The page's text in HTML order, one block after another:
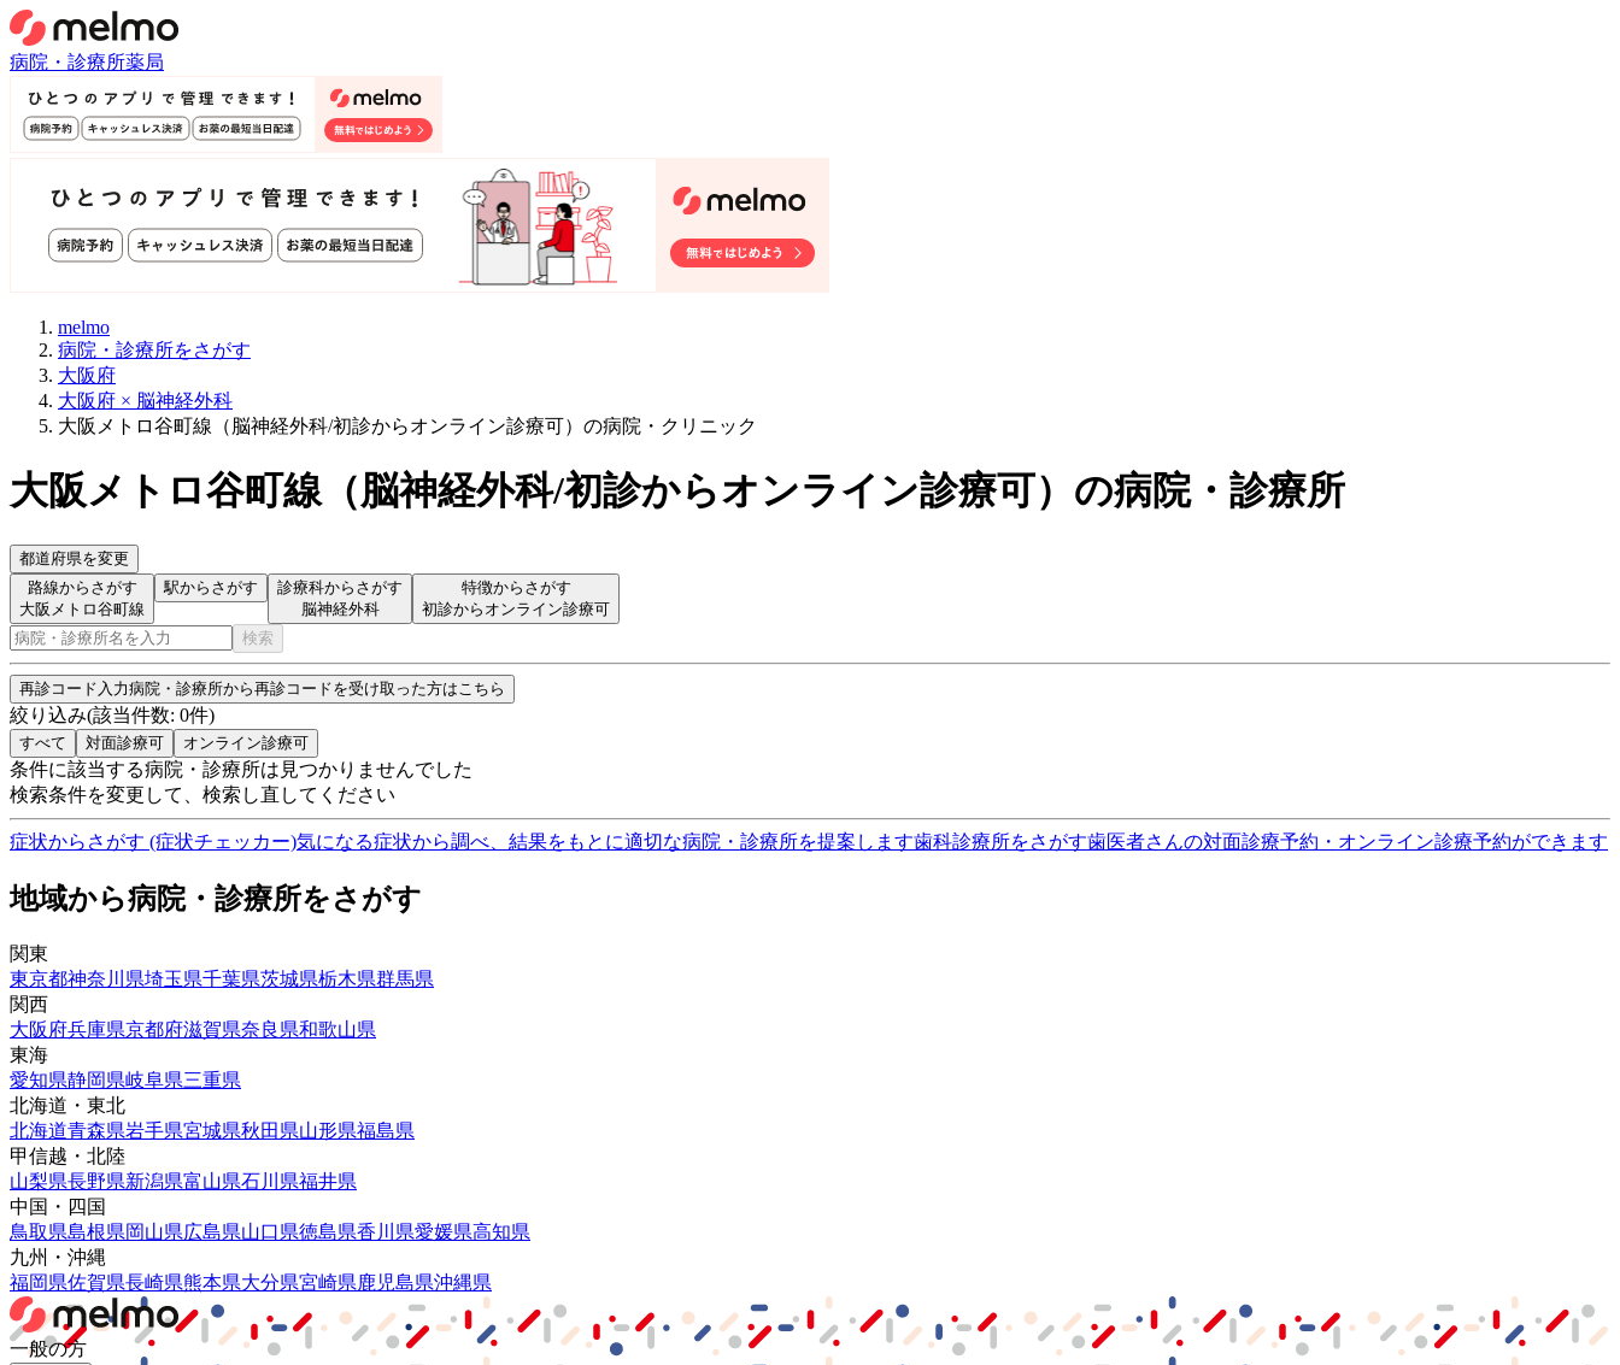
病院・診療所薬局
melmo
病院・診療所をさがす
大阪府
大阪府 × 脳神経外科
大阪メトロ谷町線（脳神経外科/初診からオンライン診療可）の病院・クリニック
大阪メトロ谷町線（脳神経外科/初診からオンライン診療可） の病院・診療所
都道府県を変更
路線からさがす
大阪メトロ谷町線
駅からさがす
診療科からさがす
脳神経外科
特徴からさがす
初診からオンライン診療可
検索
再診コード入力病院・診療所から再診コードを受け取った方はこちら
絞り込み(該当件数: 0件)
すべて 対面診療可 オンライン診療可
条件に該当する病院・診療所は見つかりませんでした
検索条件を変更して、検索し直してください
症状からさがす (症状チェッカー)気になる症状から調べ、結果をもとに適切な病院・診療所を提案します歯科診療所をさがす歯医者さんの対面診療予約・オンライン診療予約ができます
地域から病院・診療所をさがす
関東
東京都神奈川県埼玉県千葉県茨城県栃木県群馬県
関西
大阪府兵庫県京都府滋賀県奈良県和歌山県
東海
愛知県静岡県岐阜県三重県
北海道・東北
北海道青森県岩手県宮城県秋田県山形県福島県
甲信越・北陸
山梨県長野県新潟県富山県石川県福井県
中国・四国
鳥取県島根県岡山県広島県山口県徳島県香川県愛媛県高知県
九州・沖縄
福岡県佐賀県長崎県熊本県大分県宮崎県鹿児島県沖縄県
一般の方